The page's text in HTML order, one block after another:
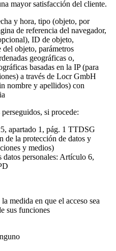
mayor satisfacción del cliente.
y hora, tipo (objeto, por
de referencia del navegador,
ID de objeto,
objeto, parámetros
geográficas o,
basadas en la IP (para
a través de Locr GmbH
nombre y apellidos) con
si procede:
apartado 1, pág. 1 TTDSG
de la protección de datos y
y medios)
personales: Artículo 6,
medida en que el acceso sea
sus funciones